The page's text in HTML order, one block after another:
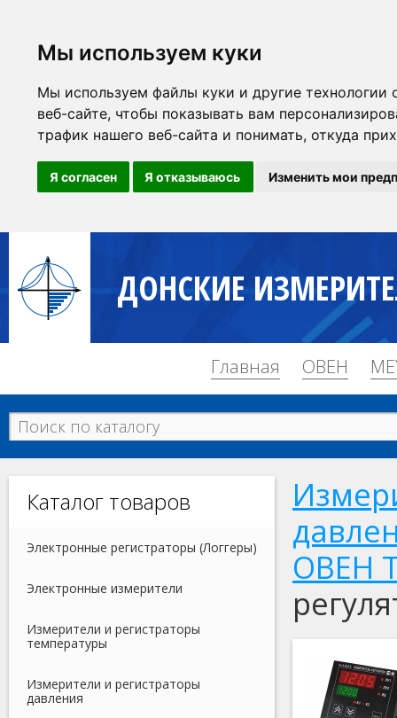
Мы используем куки
Мы используем файлы куки и другие
веб-сайте, чтобы показывать вам
трафик нашего веб-сайта и понимать, откуда
Я согласен Я отказываюсь Изменить мои
ДОНСКИЕ
Главная ОВЕН
Каталог товаров
Электронные регистраторы (Логгеры)
Электронные измерители
Измерители и регистраторы
температуры
Измерители и регистраторы
давления
ОВЕН